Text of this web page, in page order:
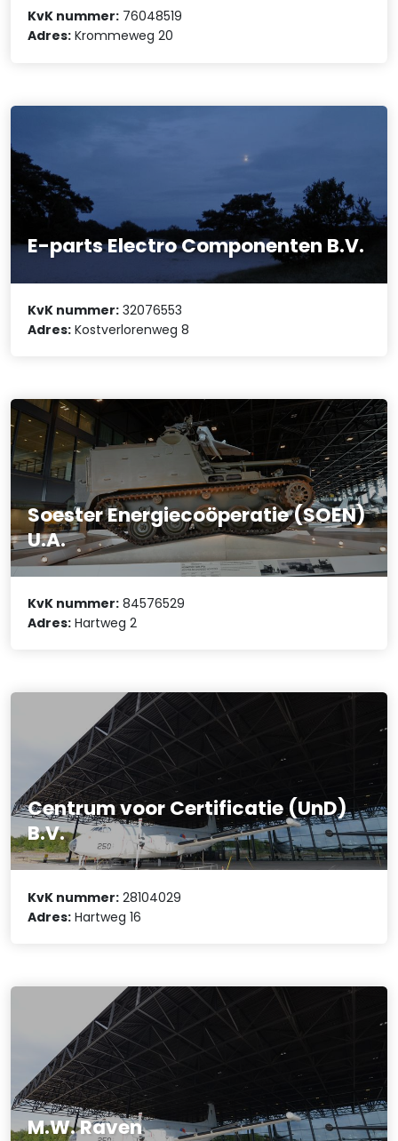
KvK nummer: 76048519
Adres: Krommeweg 20
E-parts Electro Componenten B.V.
KvK nummer: 32076553
Adres: Kostverlorenweg 8
Soester Energiecoöperatie (SOEN)
U.A.
KvK nummer: 84576529
Adres: Hartweg 2
Centrum voor Certificatie (UnD)
B.V.
KvK nummer: 28104029
Adres: Hartweg 16
M.W. Raven